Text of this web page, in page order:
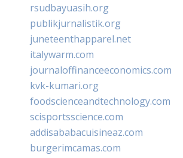
rsudbayuasih.org
publikjurnalistik.org
juneteenthapparel.net
italywarm.com
journaloffinanceeconomics.com
kvk-kumari.org
foodscienceandtechnology.com
scisportsscience.com
addisababacuisineaz.com
burgerimcamas.com